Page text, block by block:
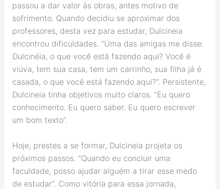
passou a dar valor às obras, antes motivo de
sofrimento. Quando decidiu se aproximar dos
professores, desta vez para estudar, Dulcineia
encontrou dificuldades. “Uma das amigas me disse:
Dulcinéia, o que você está fazendo aqui? Você é
viúva, tem sua casa, tem um carrinho, sua filha já é
casada, o que você está fazendo aqui?”. Persistente,
Dulcineia tinha objetivos muito claros. “Eu quero
conhecimento. Eu quero saber. Eu quero escrever
um bom texto”.
Hoje, prestes a se formar, Dulcineia projeta os
próximos passos. “Quando eu concluir uma
faculdade, posso ajudar alguém a tirar esse medo
de estudar”. Como vitória para essa jornada,